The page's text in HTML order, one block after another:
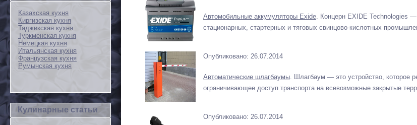
Казахская кухня
Киргизская кухня
Таджикская кухня
Туркменская кухня
Немецкая кухня
Итальянская кухня
Французская кухня
Румынская кухня
Кулинарные статьи
Автомобильные аккумуляторы Exide. Концерн EXIDE Technologies
стационарных, стартерных и тяговых свинцово-кислотных
Опубликовано: 26.07.2014
Автоматические шлагбаумы. Шлагбаум — это устройство, которое
ограничивающее доступ транспорта на всевозможные закрытые
Опубликовано: 26.07.2014